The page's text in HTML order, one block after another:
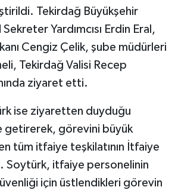
Tekirdağ Büyükşehir
Yardımcısı Erdin Eral,
Cengiz Çelik, şube müdürleri
Tekirdağ Valisi Recep
ziyaret etti.
ise ziyaretten duyduğu
getirerek, görevini büyük
tüm itfaiye teşkilatının İtfaiye
Soytürk, itfaiye personelinin
için üstlendikleri görevin